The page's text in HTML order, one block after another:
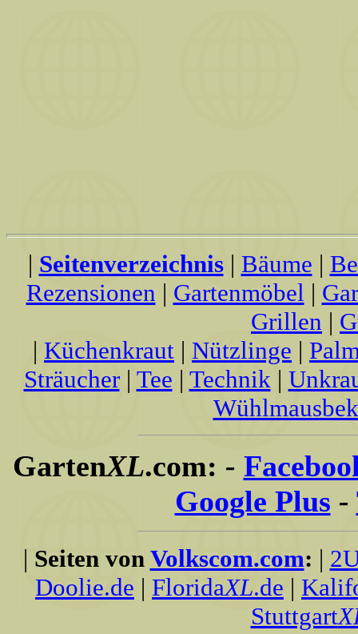
| Seitenverzeichnis| Bäume |
Rezensionen | Gartenmöbel |
Grillen |
| Küchenkraut | Nützlinge |
Sträucher| Tee | Technik|
GartenXL.com: -
Google Plus -
| Seiten von Volkscom.com: |
Doolie.de | FloridaXL.de |
Stuttgart